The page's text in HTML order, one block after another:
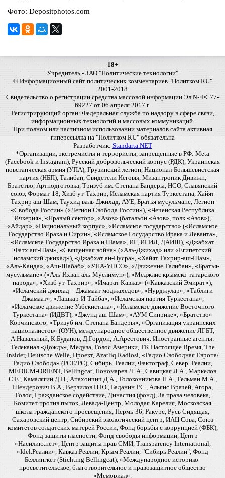
Фото: Depositphotos.com
18+
Учредитель - ЗАО "Политические технологии"
© Информационный сайт политических комментариев "Политком.RU"
2001-2018
Свидетельство о регистрации средства массовой информации Эл № ФС77-
69227 от 06 апреля 2017 г.
Регистрирующий орган: Федеральная служба по надзору в сфере связи,
информационных технологий и массовых коммуникаций.
При полном или частичном использовании материалов сайта активная
гиперссылка на "Политком.RU" обязательна
Разработчик: Standarta.NET
*Организации, экстремисты и террористы, запрещенные в РФ: Meta
(Facebook и Instagram), Русский добровольческий корпус (РДК), Украинская
повстанческая армия (УПА), Грузинский легион, Национал-Большевистская
партия (НБП), Талибан, Свидетели Иеговы, Мизантропик Дивижн,
Братство, Артподготовка, Тризуб им. Степана Бандеры, НСО, Славянский
союз, Формат-18, Хизб ут-Тахрир, Исламская партия Туркестана, Хайят
Тахрир аш-Шам, Таухид валь-Джихад, АУЕ, Братья мусульмане, Легион
«Свобода России» («Легион Свобода России»), «Чеченская Республика
Ичкерия», «Правый сектор», «Азов» (батальон «Азов», полк «Азов»),
«Айдар», «Национальный корпус», «Исламское государство» («Исламское
Государство Ирака и Сирии», «Исламское Государство Ирака и Леванта»,
«Исламское Государство Ирака и Шама», ИГ, ИГИЛ, ДАИШ), «Джабхат
Фатх аш-Шам», «Священная война» («Аль-Джихад» или «Египетский
исламский джихад»), «Джабхат ан-Нусра», «Хайят Тахрир-аш-Шам»,
«Аль-Каида», «Аш-Шабаб», «УНА-УНСО», «Движение Талибан», «Братья-
мусульмане» («Аль-Ихван аль-Муслимун»), «Меджлис крымско-татарского
народа», «Хизб ут-Тахрир», «Имарат Кавказ» («Кавказский Эмират»),
«Исламский джихад – Джамаат моджахедов», «Нурджулар», «Таблиги
Джамаат», «Лашкар-И-Тайба», «Исламская партия Туркестана»,
«Исламское движение Узбекистана», «Исламское движение Восточного
Туркестана» (ИДВТ), «Джунд аш-Шам», «АУМ Синрике», «Братство»
Корчинского, «Тризуб им. Степана Бандеры», «Организация украинских
националистов» (ОУН), международное общественное движение ЛГБТ,
А.Навальный, К.Буданов, Д.Гордон, А.Арестович. Иностранные агенты:
Телеканал «Дождь», Медуза, Голос Америки, ТК Настоящее Время, The
Insider, Deutsche Welle, Проект, Azatliq Radiosi, «Радио Свободная Европа/
Радио Свобода» (PCE/PC), Сибирь. Реалии, Фактограф, Север. Реалии,
MEDIUM-ORIENT, Bellingcat, Пономарев Л. А., Савицкая Л.А., Маркелов
С.Е., Камалягин Д.Н., Апахончич Д.А., Толоконникова Н.А., Гельман М.А.,
Шендерович В.А., Верзилов П.Ю., Баданин Р.С., Альянс Врачей, Агора,
Голос, Гражданское содействие, Династия (фонд), За права человека,
Комитет против пыток, Левада-Центр, Молодая Карелия, Московская
школа гражданского просвещения, Пермь-36, Ракурс, Русь Сидящая,
Сахаровский центр, Сибирский экологический центр, ИАЦ Сова, Союз
комитетов солдатских матерей России, Фонд борьбы с коррупцией (ФБК),
Фонд защиты гласности, Фонд свободы информации, Центр
«Насилию.нет», Центр защиты прав СМИ, Transparency International,
«Idel.Реалии», Кавказ.Реалии, Крым.Реалии, "Сибирь.Реалии", Фонд
Беллингкет (Stichting Bellingcat), «Международное историко-
просветительское, благотворительное и правозащитное общество
«Мемориал».